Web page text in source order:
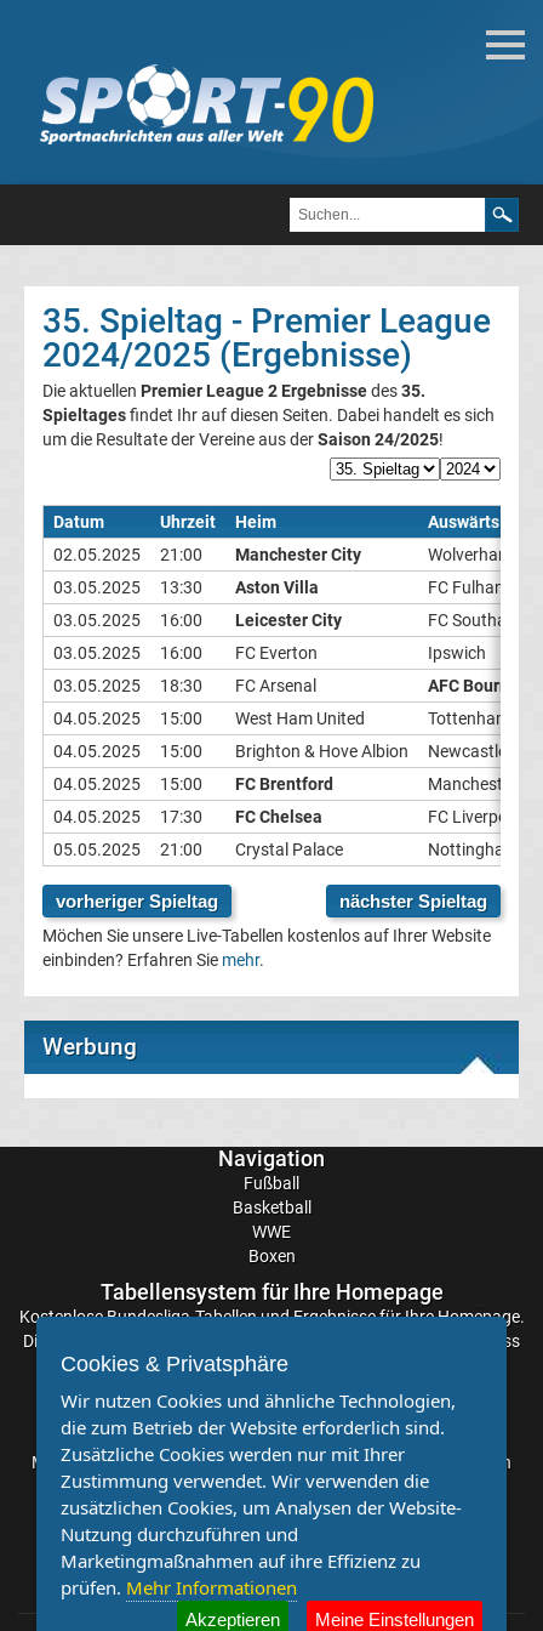
Fußball
Bundesliga
3.
Liga
Pokal
Champions
League
Europa
League
Europa
League
Premier
League
Türk.
Süper
Lig
Internat.
Fußball
35. Spieltag - Premier League
2024/2025 (Ergebnisse)
Die aktuellen Premier League 2 Ergebnissedes35.
Spieltagesfindet Ihr auf diesen Seiten. Dabei handelt es sich
um die Resultate der Vereine aus derSaison 24/2025!
Datum Uhrzeit Heim
Auswärts
02.05.2025
21:00 Manchester City
03.05.2025
13:30 Aston Villa
FC Fulham
03.05.2025
16:00 Leicester City
FC
03.05.2025
16:00 FC Everton
Ipswich
03.05.2025
18:30 FC Arsenal
AFC
04.05.2025
15:00 West Ham United
Tottenham
04.05.2025
15:00 Brighton & Hove Albion
Newcastle
04.05.2025
15:00 FC Brentford
Manchester
04.05.2025
17:30 FC Chelsea
FC Liverpool
05.05.2025
21:00 Crystal Palace Nottingham
vorheriger Spieltag nächster Spieltag
Möchen Sie unsere Live-Tabellen kostenlos auf Ihrer Website
einbinden? Erfahren Sie mehr.
Werbung
Navigation
Fußball
Basketball
WWE
Boxen
Tabellensystem für Ihre Homepage
KostenloseBundesliga-Tabellenund Ergebnisse für Ihre Homepage.
Die Aktualisierung der Ergebnisse erfolgt alle paar Minuten, sodass
Sie stets auf dem Laufenden sind. Einfache und schnelle
Partnervereine
Möchten Sie, dass auch Ihr Verein mehr Beachtung findet? Dann
sind Sie bei uns genau richtig. Wir suchen Ihren Verein für eine
kostenlose Kooperation. Veröffentlichen Sie Ihre Spielberichte,
Sportnachrichten und Aufrufe bei uns!
Cookies & Privatsphäre
Wir nutzen Cookies und ähnliche Technologien,
die zum Betrieb der Website erforderlich sind.
Zusätzliche Cookies werden nur mit Ihrer
Zustimmung verwendet. Wir verwenden die
zusätzlichen Cookies, um Analysen der Website-
Nutzung durchzuführen und
Marketingmaßnahmen auf ihre Effizienz zu
prüfen. Mehr Informationen
Akzeptieren Meine Einstellungen